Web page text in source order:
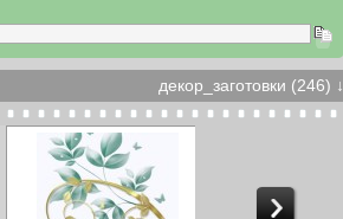
декор_заготовки (246) ↓